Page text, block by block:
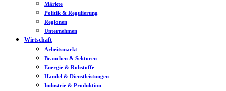
Märkte
Politik & Regulierung
Regionen
Unternehmen
Wirtschaft
Arbeitsmarkt
Branchen & Sektoren
Energie & Rohstoffe
Handel & Dienstleistungen
Industrie & Produktion